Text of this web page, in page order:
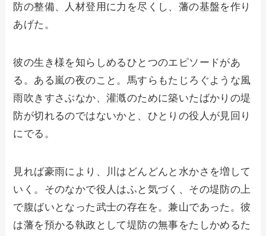
防の整備、人材登用に力を尽くし、藩の基盤を作り
あげた。
彼の生き様を知らしめるひとつのエピソードがあ
る。ある嵐の夜のこと。馬すらもたじろぐような風
雨吹きすさぶなか、灌漑のために築いたばかりの堤
防が切れるのではないかと、ひとりの役人が見回り
にでる。
見れば豪雨により、川はどんどんと水かさを増して
いく。そのなかで役人はふと気づく、その堤防の上
で腹ばいとなった武士の存在を。兼山であった。彼
は藩を預かる執政として堤防の無事をたしかめるた